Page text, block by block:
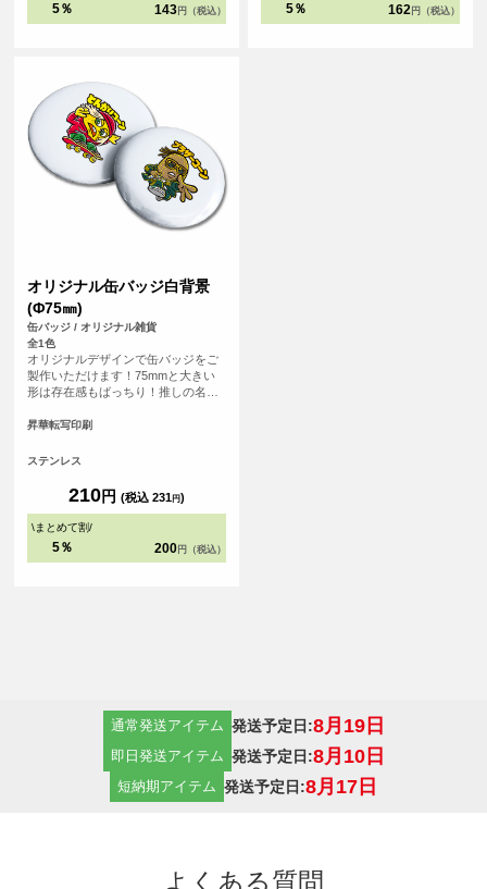
5％ 143 円（税込） 5％ 162 円（税込）
オリジナル缶バッジ白背景
(Φ75㎜)
缶バッジ / オリジナル雑貨
全1色
オリジナルデザインで缶バッジをご
製作いただけます！75mmと大きい
形は存在感もばっちり！推しの名前
を印刷したり、写真プリントも可能
昇華転写印刷
ステンレス
210円 (税込 231円)
\まとめて割/
5％ 200 円（税込）
通常発送アイテム 発送予定日:8月19日
即日発送アイテム 発送予定日:8月10日
短納期アイテム 発送予定日:8月17日
よくある質問